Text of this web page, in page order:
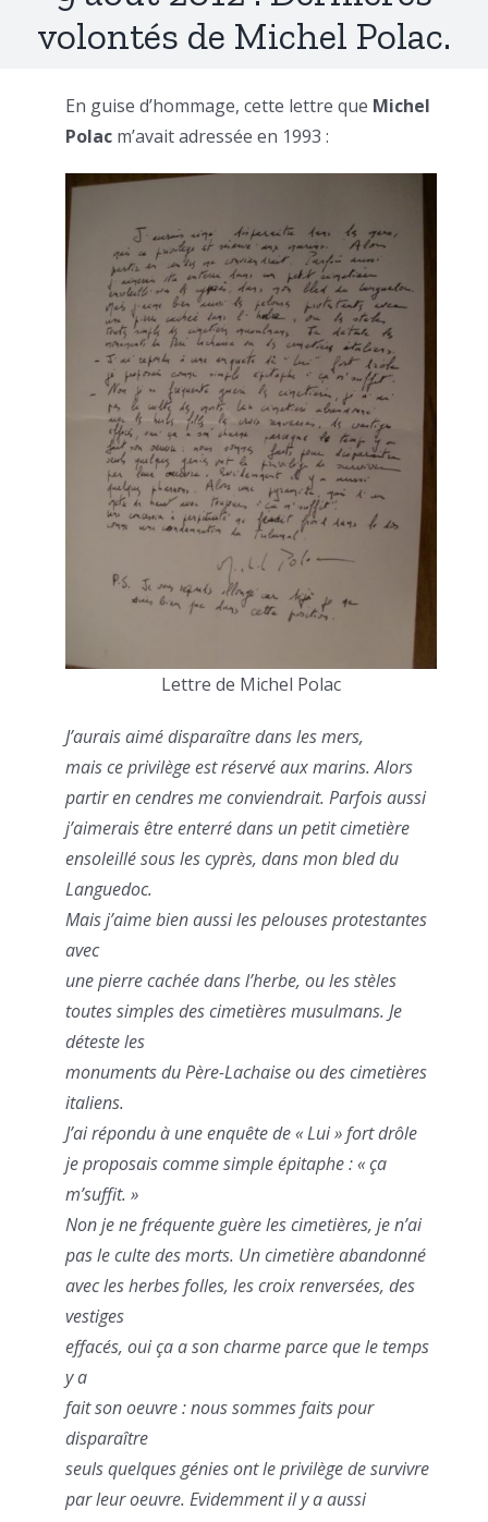
volontés de Michel Polac.
En guise d’hommage, cette lettre que Michel
Polac m’avait adressée en 1993 :
Lettre de Michel Polac
J’aurais aimé disparaître dans les mers,
mais ce privilège est réservé aux marins. Alors
partir en cendres me conviendrait. Parfois aussi
j’aimerais être enterré dans un petit cimetière
ensoleillé sous les cyprès, dans mon bled du
Languedoc.
Mais j’aime bien aussi les pelouses protestantes
avec
une pierre cachée dans l’herbe, ou les stèles
toutes simples des cimetières musulmans. Je
déteste les
monuments du Père-Lachaise ou des cimetières
italiens.
J’ai répondu à une enquête de « Lui » fort drôle
je proposais comme simple épitaphe : « ça
m’suffit. »
Non je ne fréquente guère les cimetières, je n’ai
pas le culte des morts. Un cimetière abandonné
avec les herbes folles, les croix renversées, des
vestiges
effacés, oui ça a son charme parce que le temps
y a
fait son oeuvre : nous sommes faits pour
disparaître
seuls quelques génies ont le privilège de survivre
par leur oeuvre. Evidemment il y a aussi